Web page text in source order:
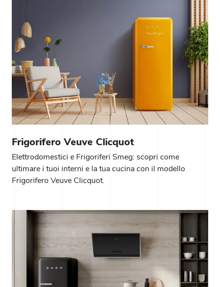
Frigorifero Veuve Clicquot
Elettrodomestici e Frigoriferi Smeg: scopri come
ultimare i tuoi interni e la tua cucina con il modello
Frigorifero Veuve Clicquot.